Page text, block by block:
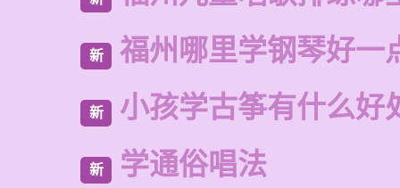
新 福州哪里学钢琴好一
新 小孩学古筝有什么好
新 学通俗唱法